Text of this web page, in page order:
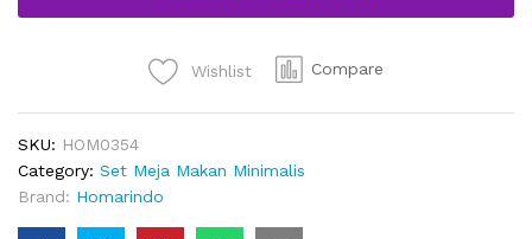
Marmer
Wishlist Compare
SKU: HOM0354
Category: Set Meja Makan Minimalis
Brand: Homarindo